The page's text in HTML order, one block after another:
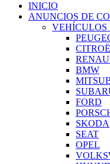
INICIO
ANUNCIOS DE
VEHÍCULOS
BMW
FORD
SKODA
SEAT
OPEL